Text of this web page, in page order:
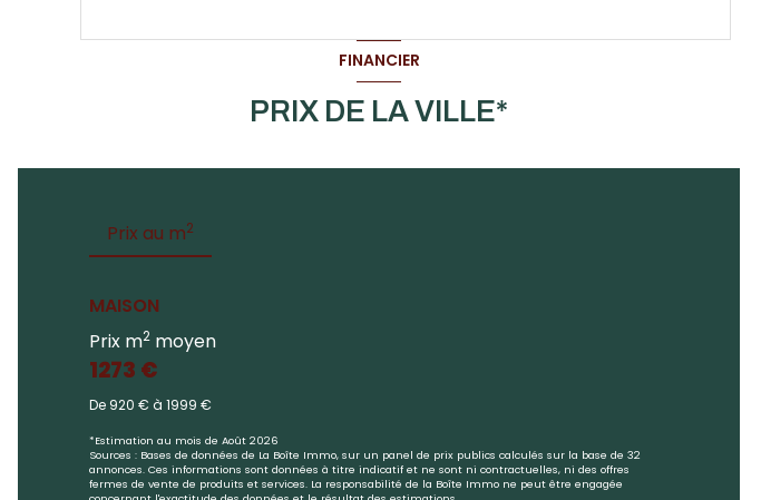
FINANCIER
PRIX DE LA VILLE*
Prix au m2
MAISON
Prix m2 moyen
1273 €
De 920 € à 1999 €
*Estimation au mois de Août 2026
Sources : Bases de données de La Boîte Immo, sur un panel de prix publics calculés sur la base de 32
annonces. Ces informations sont données à titre indicatif et ne sont ni contractuelles, ni des offres
fermes de vente de produits et services. La responsabilité de la Boîte Immo ne peut être engagée